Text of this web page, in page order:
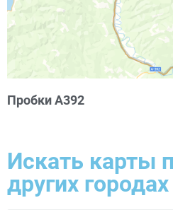
Пробки А392
Искать карты
других городах